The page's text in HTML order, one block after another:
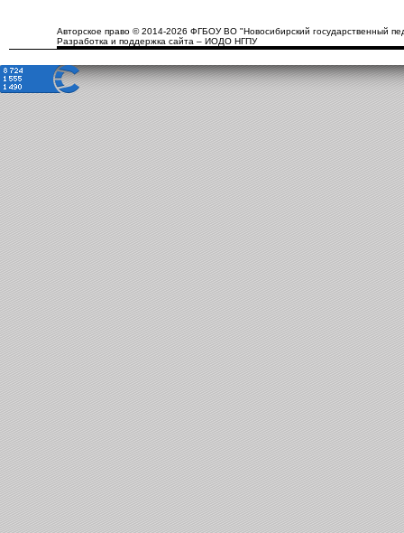
Авторское право © 2014-2026 ФГБОУ ВО "Новосибирский государственный
Разработка и поддержка сайта – ИОДО НГПУ